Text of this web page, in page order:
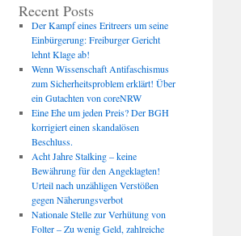
Recent Posts
Der Kampf eines Eritreers um seine
Einbürgerung: Freiburger Gericht
lehnt Klage ab!
Wenn Wissenschaft Antifaschismus
zum Sicherheitsproblem erklärt! Über
ein Gutachten von coreNRW
Eine Ehe um jeden Preis? Der BGH
korrigiert einen skandalösen
Beschluss.
Acht Jahre Stalking – keine
Bewährung für den Angeklagten!
Urteil nach unzähligen Verstößen
gegen Näherungsverbot
Nationale Stelle zur Verhütung von
Folter – Zu wenig Geld, zahlreiche